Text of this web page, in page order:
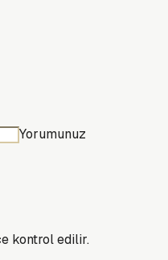
Yorumunuz
kontrol edilir.